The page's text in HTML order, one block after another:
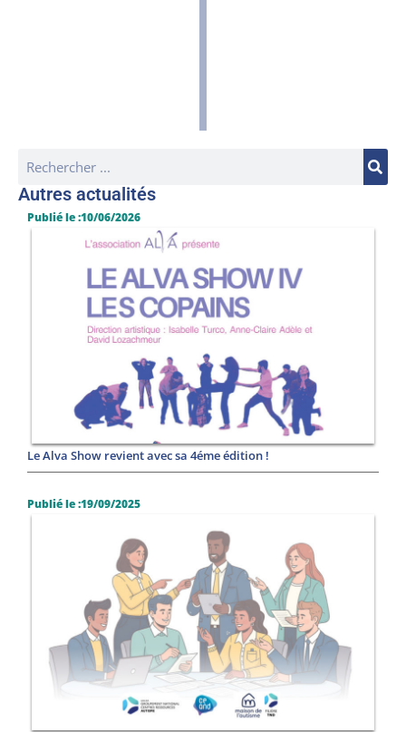
Autres actualités
Publié le :10/06/2026
Le Alva Show revient avec sa 4éme édition !
Publié le :19/09/2025